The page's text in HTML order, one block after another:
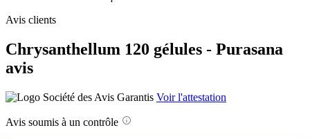
Avis clients
Chrysanthellum 120 gélules - Purasana
avis
Voir l'attestation
Avis soumis à un contrôle